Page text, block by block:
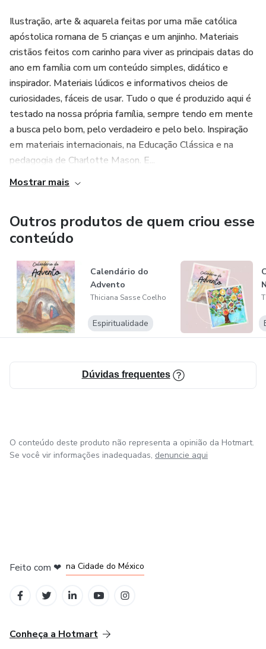
Ilustração, arte & aquarela feitas por uma mãe católica
apóstolica romana de 5 crianças e um anjinho. Materiais
cristãos feitos com carinho para viver as principais datas do
ano em família com um conteúdo simples, didático e
inspirador. Materiais lúdicos e informativos cheios de
curiosidades, fáceis de usar. Tudo o que é produzido aqui é
testado na nossa própria família, sempre tendo em mente
a busca pelo bom, pelo verdadeiro e pelo belo. Inspiração
em materiais internacionais, na Educação Clássica e na
pedagogia de Charlotte Mason. E...
Mostrar mais
Outros produtos de quem criou esse
conteúdo
Calendário do
Advento
Thiciana Sasse Coelho
Espiritualidade
Dúvidas frequentes
O conteúdo deste produto não representa a opinião da Hotmart.
Se você vir informações inadequadas, denuncie aqui
Feito com ❤ na Cidade do México
Conheça a Hotmart